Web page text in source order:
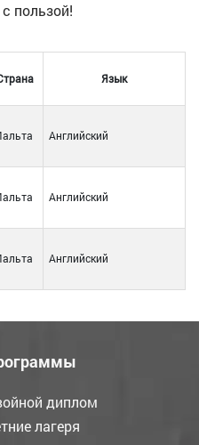
пользой!
Язык
Английский
Английский
Английский
диплом
лагеря